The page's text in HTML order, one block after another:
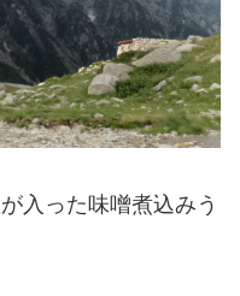
入った味噌煮込みう